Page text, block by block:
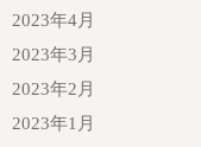
2023年4月
2023年3月
2023年2月
2023年1月